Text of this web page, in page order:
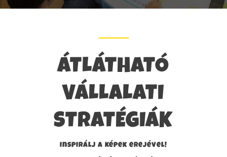
ÁTLÁTHATÓ
VÁLLALATI
STRATÉGIÁK
Inspirálj a képek erejével!